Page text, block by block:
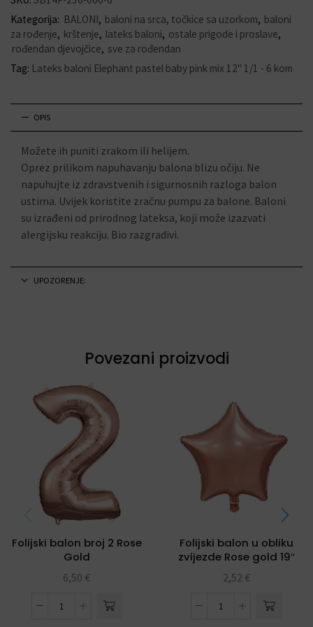
Kategorija: BALONI, baloni na srca, točkice sa uzorkom, baloni
za rođenje, krštenje, lateks baloni, ostale prigode i proslave,
rođendan djevojčice, sve za rođendan
Tag: Lateks baloni Elephant pastel baby pink mix 12" 1/1 - 6 kom
OPIS
Možete ih puniti zrakom ili helijem.
Oprez prilikom napuhavanju balona blizu očiju. Ne
napuhujte iz zdravstvenih i sigurnosnih razloga balon
ustima. Uvijek koristite zračnu pumpu za balone. Baloni
su izrađeni od prirodnog lateksa, koji može izazvati
alergijsku reakciju. Bio razgradivi.
UPOZORENJE:
Povezani proizvodi
Folijski balon broj 2 Rose
Gold
6,50 €
Folijski balon u obliku
zvijezde Rose gold 19″
2,52 €